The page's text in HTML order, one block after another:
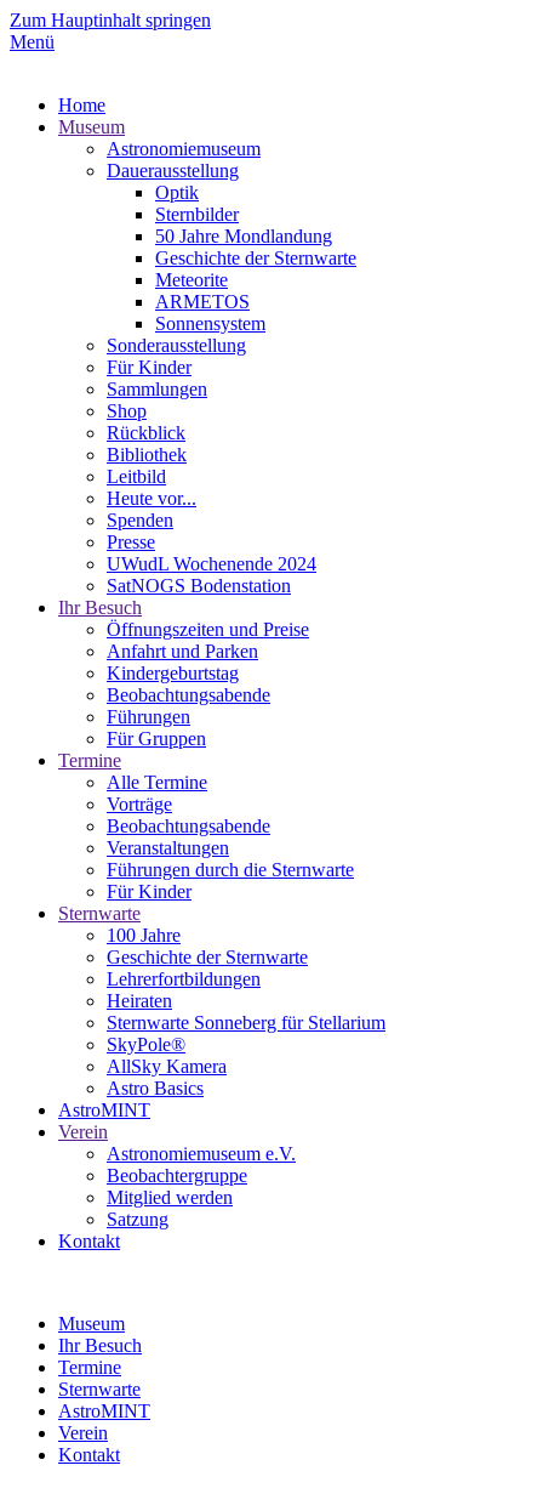
Zum Hauptinhalt springen
Menü
Home
Museum
Astronomiemuseum
Dauerausstellung
Optik
Sternbilder
50 Jahre Mondlandung
Geschichte der Sternwarte
Meteorite
ARMETOS
Sonnensystem
Sonderausstellung
Für Kinder
Sammlungen
Shop
Rückblick
Bibliothek
Leitbild
Heute vor...
Spenden
Presse
UWudL Wochenende 2024
SatNOGS Bodenstation
Ihr Besuch
Öffnungszeiten und Preise
Anfahrt und Parken
Kindergeburtstag
Beobachtungsabende
Führungen
Für Gruppen
Termine
Alle Termine
Vorträge
Beobachtungsabende
Veranstaltungen
Führungen durch die Sternwarte
Für Kinder
Sternwarte
100 Jahre
Geschichte der Sternwarte
Lehrerfortbildungen
Heiraten
Sternwarte Sonneberg für Stellarium
SkyPole®
AllSky Kamera
Astro Basics
AstroMINT
Verein
Astronomiemuseum e.V.
Beobachtergruppe
Mitglied werden
Satzung
Kontakt
Museum
Ihr Besuch
Termine
Sternwarte
AstroMINT
Verein
Kontakt